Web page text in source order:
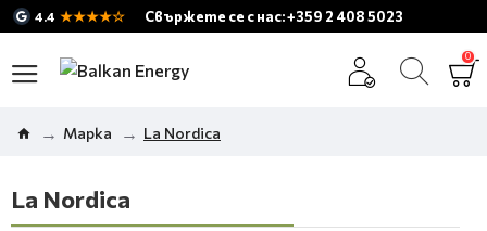
4.4 ★★★★☆ Свържете се с нас: +359 2 408 5023
0
Марка La Nordica
La Nordica